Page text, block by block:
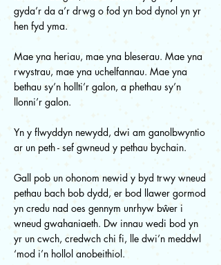
gyda’r da a’r drwg o fod yn bod dynol yn yr
hen fyd yma.
Mae yna heriau, mae yna bleserau. Mae yna
rwystrau, mae yna uchelfannau. Mae yna
bethau sy’n hollti’r galon, a phethau sy’n
llonni’r galon.
Yn y flwyddyn newydd, dwi am ganolbwyntio
ar un peth - sef gwneud y pethau bychain.
Gall pob un ohonom newid y byd trwy wneud
pethau bach bob dydd, er bod llawer gormod
yn credu nad oes gennym unrhyw bŵer i
wneud gwahaniaeth. Dw innau wedi bod yn
yr un cwch, credwch chi fi, lle dwi’n meddwl
‘mod i’n hollol anobeithiol.